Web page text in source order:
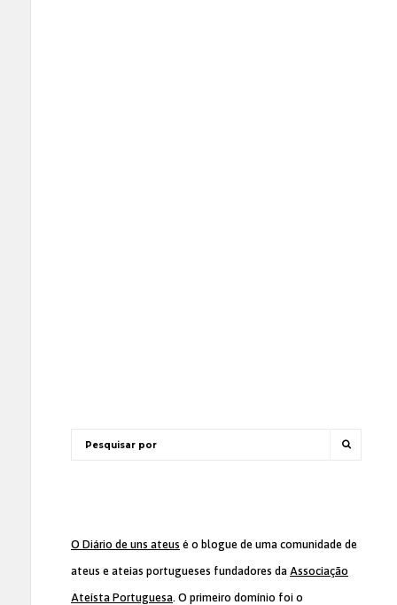
O Diário de uns ateus é o blogue de uma comunidade de
ateus e ateias portugueses fundadores da Associação
Ateísta Portuguesa. O primeiro domínio foi o